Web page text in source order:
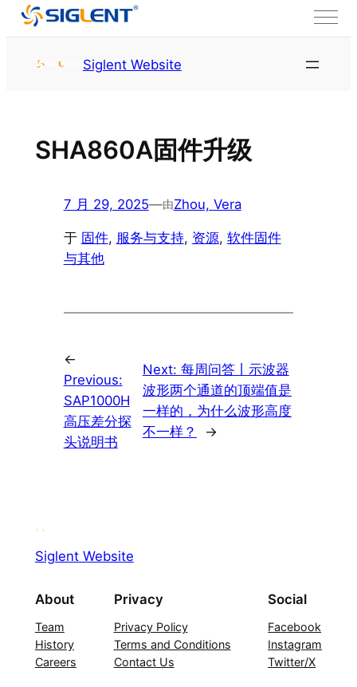
首页 服务与支持
Siglent Website
SHA860A固件升级
7 月 29, 2025—由Zhou, Vera
于 固件, 服务与支持, 资源, 软件固件
与其他
←
Previous:
SAP1000H
高压差分探
头说明书
Next: 每周问答丨示波器
波形两个通道的顶端值是
一样的，为什么波形高度
不一样？
→
Siglent Website
About
Team
History
Careers
Privacy
Privacy Policy
Terms and Conditions
Contact Us
Social
Facebook
Instagram
Twitter/X